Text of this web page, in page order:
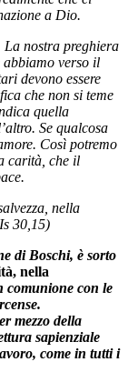
a Dio.
nostra preghiera
abbiamo verso il
devono essere
che non si teme
quella
Se qualcosa
Così potremo
carità, che il
nella
30,15)
di Boschi, è sorto
nella
comunione con le
mezzo della
sapienziale
come in tutti i